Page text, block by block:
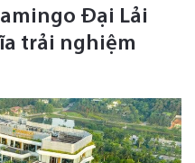
Đại Lải
trải nghiệm